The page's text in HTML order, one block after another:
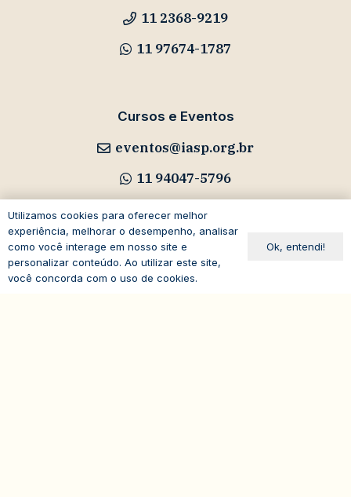
11 2368-9219
11 97674-1787
Cursos e Eventos
eventos@iasp.org.br
11 94047-5796
Avenida Paulista, 1294
19º andar – Bela Vista
Utilizamos cookies para oferecer melhor
experiência, melhorar o desempenho, analisar
como você interage em nosso site e
personalizar conteúdo. Ao utilizar este site,
você concorda com o uso de cookies.
Ok, entendi!